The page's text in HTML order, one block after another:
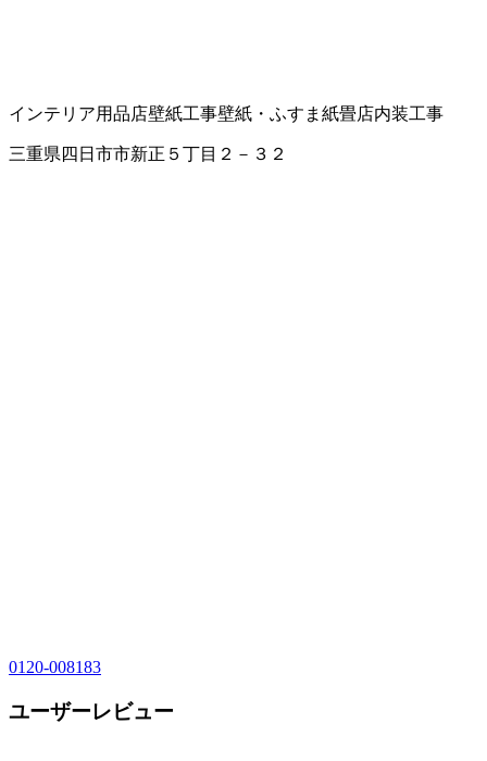
インテリア用品店壁紙工事壁紙・ふすま紙畳店内装工事
三重県四日市市新正５丁目２－３２
0120-008183
ユーザーレビュー